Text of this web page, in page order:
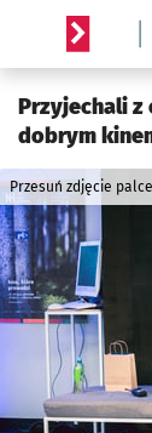
Serwis
Przyjechali z
dobrym
Przesuń zdjęcie